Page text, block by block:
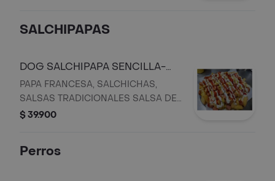
pimentón salteados, chimichurri
SALCHIPAPAS
DOG SALCHIPAPA SENCILLA-
COMBO
PAPA FRANCESA, SALCHICHAS,
SALSAS TRADICIONALES SALSA DE
LA CASA, LECHUGA, QUESO
$ 39.900
Perros